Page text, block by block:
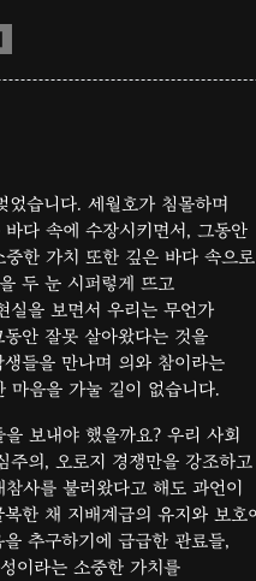
습니다. 세월호가 침몰하며
다 속에 수장시키면서, 그동안
한 가치 또한 깊은 바다 속으로
두 눈 시퍼렇게 뜨고
실을 보면서 우리는 무언가
안 잘못 살아왔다는 것을
들을 만나며 의와 참이라는
마음을 가눌 길이 없습니다.
보내야 했을까요? 우리 사회
주의, 오로지 경쟁만을 강조하고
사를 불러왔다고 해도 과언이
한 채 지배계급의 유지와 보호
추구하기에 급급한 관료들,
이라는 소중한 가치를